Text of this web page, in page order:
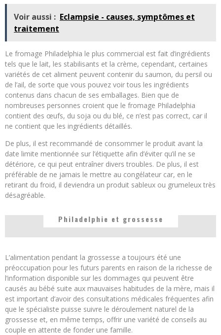
Voir aussi : Eclampsie - causes, symptômes et
traitement
Le fromage Philadelphia le plus commercial est fait d’ingrédients
tels que le lait, les stabilisants et la crème, cependant, certaines
variétés de cet aliment peuvent contenir du saumon, du persil ou
de l’ail, de sorte que vous pouvez voir tous les ingrédients
contenus dans chacun de ses emballages. Bien que de
nombreuses personnes croient que le fromage Philadelphia
contient des œufs, du soja ou du blé, ce n’est pas correct, car il
ne contient que les ingrédients détaillés.
De plus, il est recommandé de consommer le produit avant la
date limite mentionnée sur l’étiquette afin d’éviter qu’il ne se
détériore, ce qui peut entraîner divers troubles. De plus, il est
préférable de ne jamais le mettre au congélateur car, en le
retirant du froid, il deviendra un produit sableux ou grumeleux très
désagréable.
Philadelphie et grossesse
L’alimentation pendant la grossesse a toujours été une
préoccupation pour les futurs parents en raison de la richesse de
l’information disponible sur les dommages qui peuvent être
causés au bébé suite aux mauvaises habitudes de la mère, mais il
est important d’avoir des consultations médicales fréquentes afin
que le spécialiste puisse suivre le déroulement naturel de la
grossesse et, en même temps, offrir une variété de conseils au
couple en attente de fonder une famille.